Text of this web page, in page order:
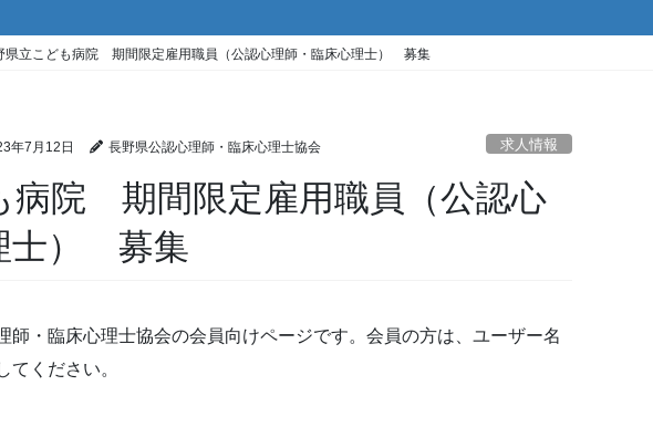
県立こども病院 期間限定雇用職員（公認心理師・臨床心理士） 募集
年7月12日 長野県公認心理師・臨床心理士協会 求人情報
病院 期間限定雇用職員（公認心
士） 募集
師・臨床心理士協会の会員向けページです。会員の方は、ユーザー名
てください。